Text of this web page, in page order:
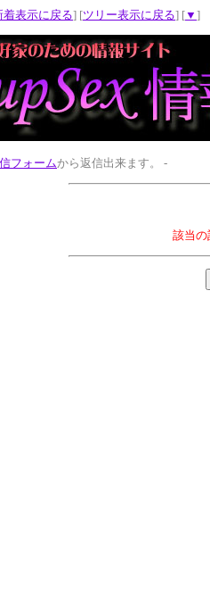
着表示に戻る] [ツリー表示に戻る] [▼ ]
フォームから返信出来ます。 -
該当の